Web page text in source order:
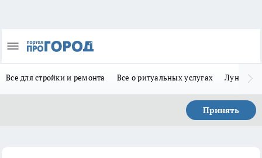
Все для стройки и ремонта Все о ритуальных услугах Лунно-
Принять